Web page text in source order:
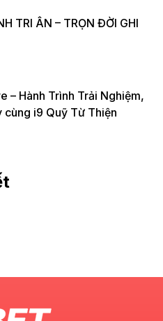
TRI ÂN – TRỌN ĐỜI GHI
– Hành Trình Trải Nghiệm,
cùng i9 Quỹ Từ Thiện